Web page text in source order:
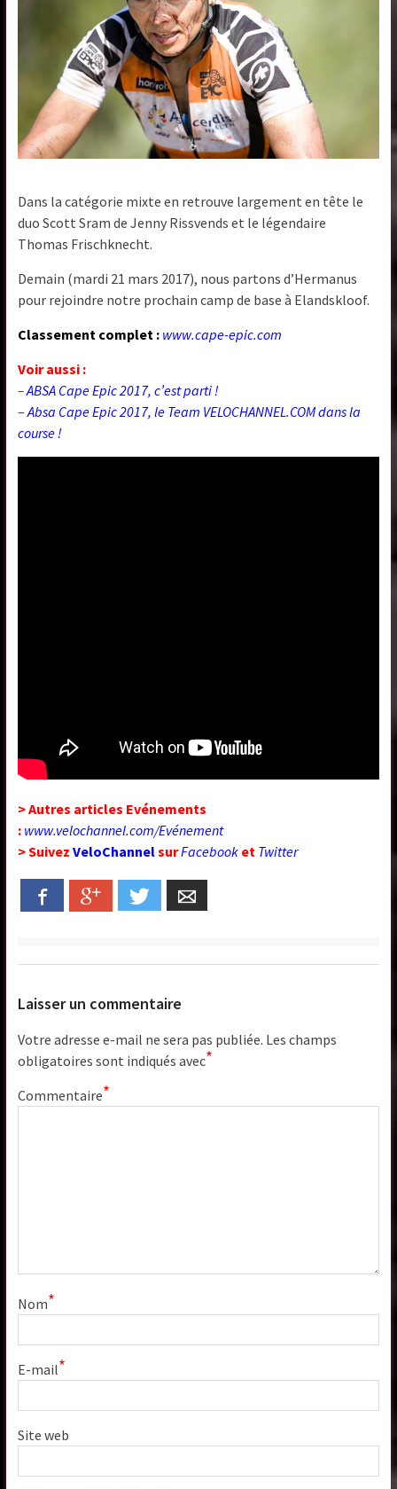
Dans la catégorie mixte en retrouve largement en tête le
duo Scott Sram de Jenny Rissvends et le légendaire
Thomas Frischknecht.
Demain (mardi 21 mars 2017), nous partons d’Hermanus
pour rejoindre notre prochain camp de base à Elandskloof.
Classement complet : www.cape-epic.com
Voir aussi :
–ABSA Cape Epic 2017, c’est parti !
–Absa Cape Epic 2017, le Team VELOCHANNEL.COM dans la
course !
> Autres articles Evénements
: www.velochannel.com/Evénement
> Suivez VeloChannelsurFacebook et Twitter
Facebook Google+ Twitter
Laisser un commentaire
Votre adresse e-mail ne sera pas publiée. Les champs
obligatoires sont indiqués avec*
Commentaire*
Nom*
E-mail*
Site web